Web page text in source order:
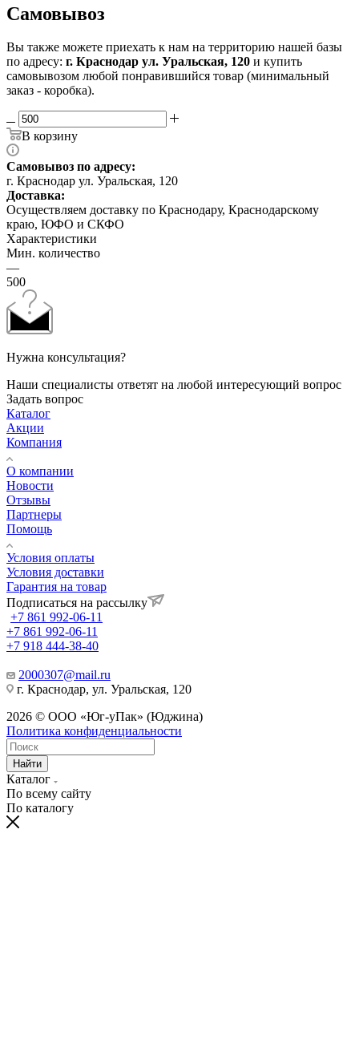
Самовывоз
Вы также можете приехать к нам на территорию нашей базы
по адресу: г. Краснодар ул. Уральская, 120 и купить
самовывозом любой понравившийся товар (минимальный
заказ - коробка).
В корзину
Самовывоз по адресу:
г. Краснодар ул. Уральская, 120
Доставка:
Осуществляем доставку по Краснодару, Краснодарскому
краю, ЮФО и СКФО
Характеристики
Мин. количество
—
500
Нужна консультация?
Наши специалисты ответят на любой интересующий вопрос
Задать вопрос
Каталог
Акции
Компания
О компании
Новости
Отзывы
Партнеры
Помощь
Условия оплаты
Условия доставки
Гарантия на товар
Подписаться на рассылку
+7 861 992-06-11
+7 861 992-06-11
+7 918 444-38-40
2000307@mail.ru
г. Краснодар, ул. Уральская, 120
2026 © ООО «Юг-уПак» (Юджина)
Политика конфиденциальности
Найти
Каталог
По всему сайту
По каталогу